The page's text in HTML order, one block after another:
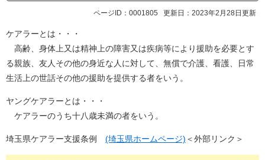
ページID：0001805 更新日：2023年2月28日更新
ケアラーとは・・・
高齢、身体上又は精神上の障害又は疾病等により援助を必要とす
る親族、友人その他の身近な人に対して、無償で介護、看護、日常
生活上の世話その他の援助を提供する者をいう。
ヤングケアラーとは・・・
ケアラーのうち十八歳未満の者をいう。
埼玉県ケアラー支援条例 (埼玉県ホームページ) ＜外部リンク＞